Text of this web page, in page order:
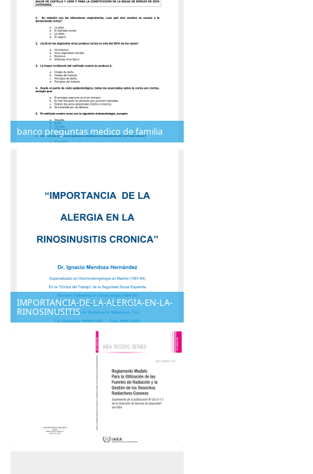
banco preguntas medico de familia
IMPORTANCIA-DE-LA-ALERGIA-EN-LA-
RINOSINUSITIS